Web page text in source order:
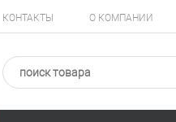
КОНТАКТЫ О КОМПАНИИ